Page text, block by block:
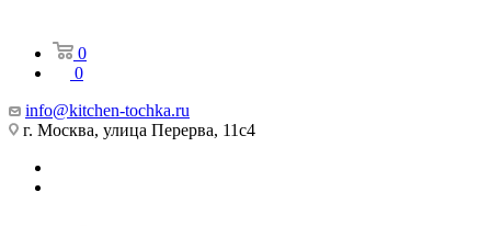
0
0
info@kitchen-tochka.ru
г. Москва, улица Перерва, 11с4